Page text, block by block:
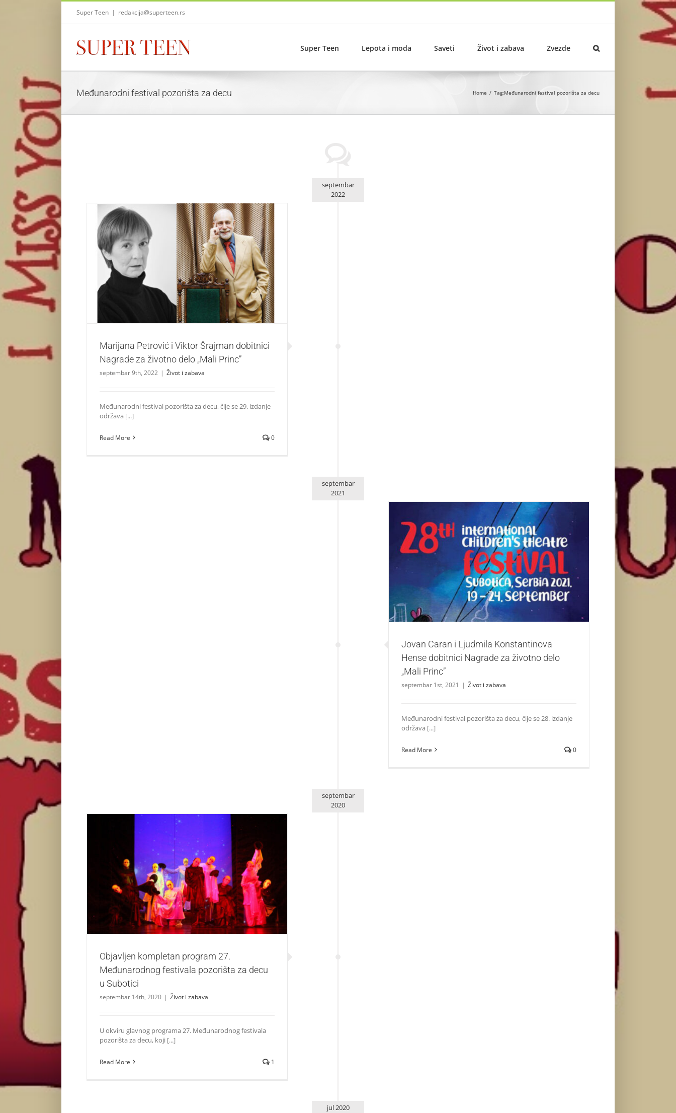
Super Teen | redakcija@superteen.rs
Super Teen Lepota i moda Saveti Život i zabava Zvezde
Međunarodni festival pozorišta za decu Home Tag:Međunarodni festival pozorišta za decu
septembar
2022
Marijana Petrović i Viktor Šrajman dobitnici Nagrade za
životno delo „Mali Princ”
Život i zabava
Marijana Petrović i Viktor Šrajman dobitnici
Nagrade za životno delo „Mali Princ”
septembar 9th, 2022 | Život i zabava
Međunarodni festival pozorišta za decu, čije se 29. izdanje
održava [...]
Read More 0
septembar
2021
Jovan Caran i Ljudmila Konstantinova Hense dobitnici
Nagrade za životno delo „Mali Princ”
Život i zabava
Jovan Caran i Ljudmila Konstantinova
Hense dobitnici Nagrade za životno delo
„Mali Princ”
septembar 1st, 2021 | Život i zabava
Međunarodni festival pozorišta za decu, čije se 28. izdanje
održava [...]
Read More 0
septembar
2020
Objavljen kompletan program 27. Međunarodnog festivala
pozorišta za decu u Subotici
Život i zabava
Objavljen kompletan program 27.
Međunarodnog festivala pozorišta za decu
u Subotici
septembar 14th, 2020 | Život i zabava
U okviru glavnog programa 27. Međunarodnog festivala
pozorišta za decu, koji [...]
Read More 1
jul 2020